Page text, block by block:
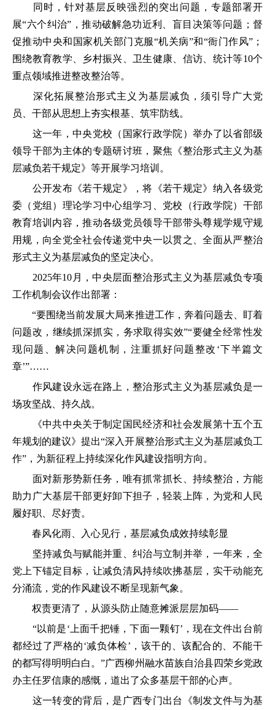
同时，针对基层反映强烈的突出问题，专题部署开
展“六个纠治”，推动破解急功近利、盲目决策等问题；督
促推动中央和国家机关部门克服“机关病”和“衙门作风”；
围绕教育教学、乡村振兴、卫生健康、信访、统计等10个
重点领域推进整改整治等。
深化拓展整治形式主义为基层减负，须引导广大党
员、干部从思想上夯实根基、筑牢防线。
这一年，中央党校（国家行政学院）举办了以省部级
领导干部为主体的专题研讨班，聚焦《整治形式主义为基
层减负若干规定》等开展学习培训。
公开发布《若干规定》，将《若干规定》纳入各级党
委（党组）理论学习中心组学习、党校（行政学院）干部
教育培训内容，推动各级党员领导干部带头尊规学规守规
用规，向全党全社会传递党中央一以贯之、全面从严整治
形式主义为基层减负的坚定决心。
2025年10月，中央层面整治形式主义为基层减负专项
工作机制会议作出部署：
“要围绕当前发展大局来推进工作，奔着问题去、盯着
问题改，继续抓深抓实，务求取得实效”“要健全经常性发
现问题、解决问题机制，注重抓好问题整改‘下半篇文
章’”……
作风建设永远在路上，整治形式主义为基层减负是一
场攻坚战、持久战。
《中共中央关于制定国民经济和社会发展第十五个五
年规划的建议》提出“深入开展整治形式主义为基层减负工
作”，为新征程上持续深化作风建设指明方向。
面对新形势新任务，唯有抓常抓长、持续整治，方能
助力广大基层干部更好卸下担子，轻装上阵，为党和人民
履好职、尽好责。
春风化雨、入心见行，基层减负成效持续彰显
坚持减负与赋能并重、纠治与立制并举，一年来，全
党上下锚定目标，让减负清风持续吹拂基层，实干动能充
分涌流，党的作风建设不断呈现新气象。
权责更清了，从源头防止随意摊派层层加码——
“以前是‘上面千把锤，下面一颗钉’，现在文件出台前
都经过了严格的‘减负体检’，该干的、该配合的、不能干
的都写得明明白白。”广西柳州融水苗族自治县四荣乡党政
办主任罗信康的感慨，道出了众多基层干部的心声。
这一转变的背后，是广西专门出台《制发文件与为基